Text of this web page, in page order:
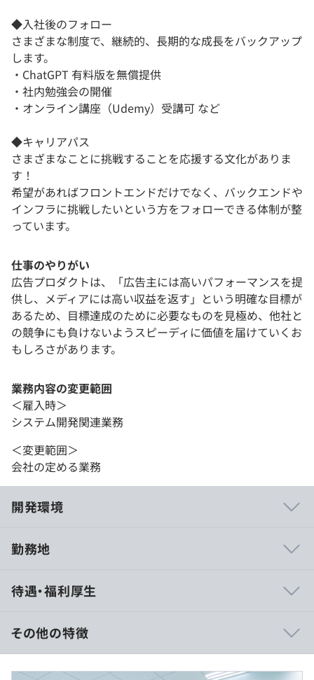
◆入社後のフォロー
さまざまな制度で、継続的、長期的な成長をバックアップ
します。
・ChatGPT 有料版を無償提供
・社内勉強会の開催
・オンライン講座（Udemy）受講可 など
◆キャリアパス
さまざまなことに挑戦することを応援する文化がありま
す！
希望があればフロントエンドだけでなく、バックエンドや
インフラに挑戦したいという方をフォローできる体制が整
っています。
仕事のやりがい
広告プロダクトは、「広告主には高いパフォーマンスを提
供し、メディアには高い収益を返す」という明確な目標が
あるため、目標達成のために必要なものを見極め、他社と
の競争にも負けないようスピーディに価値を届けていくお
もしろさがあります。
業務内容の変更範囲
＜雇入時＞
システム開発関連業務
＜変更範囲＞
会社の定める業務
開発環境
す。
クトをなるべく早く提供し、現場からのフィードバックを
得ることを重要視し開発を進めています。
また、安定感や開発スピードを重視した開発環境を構築し
勤務地
待遇・福利厚生
■年収500万円～1000万円（月給34万～71万円）
その他の特徴